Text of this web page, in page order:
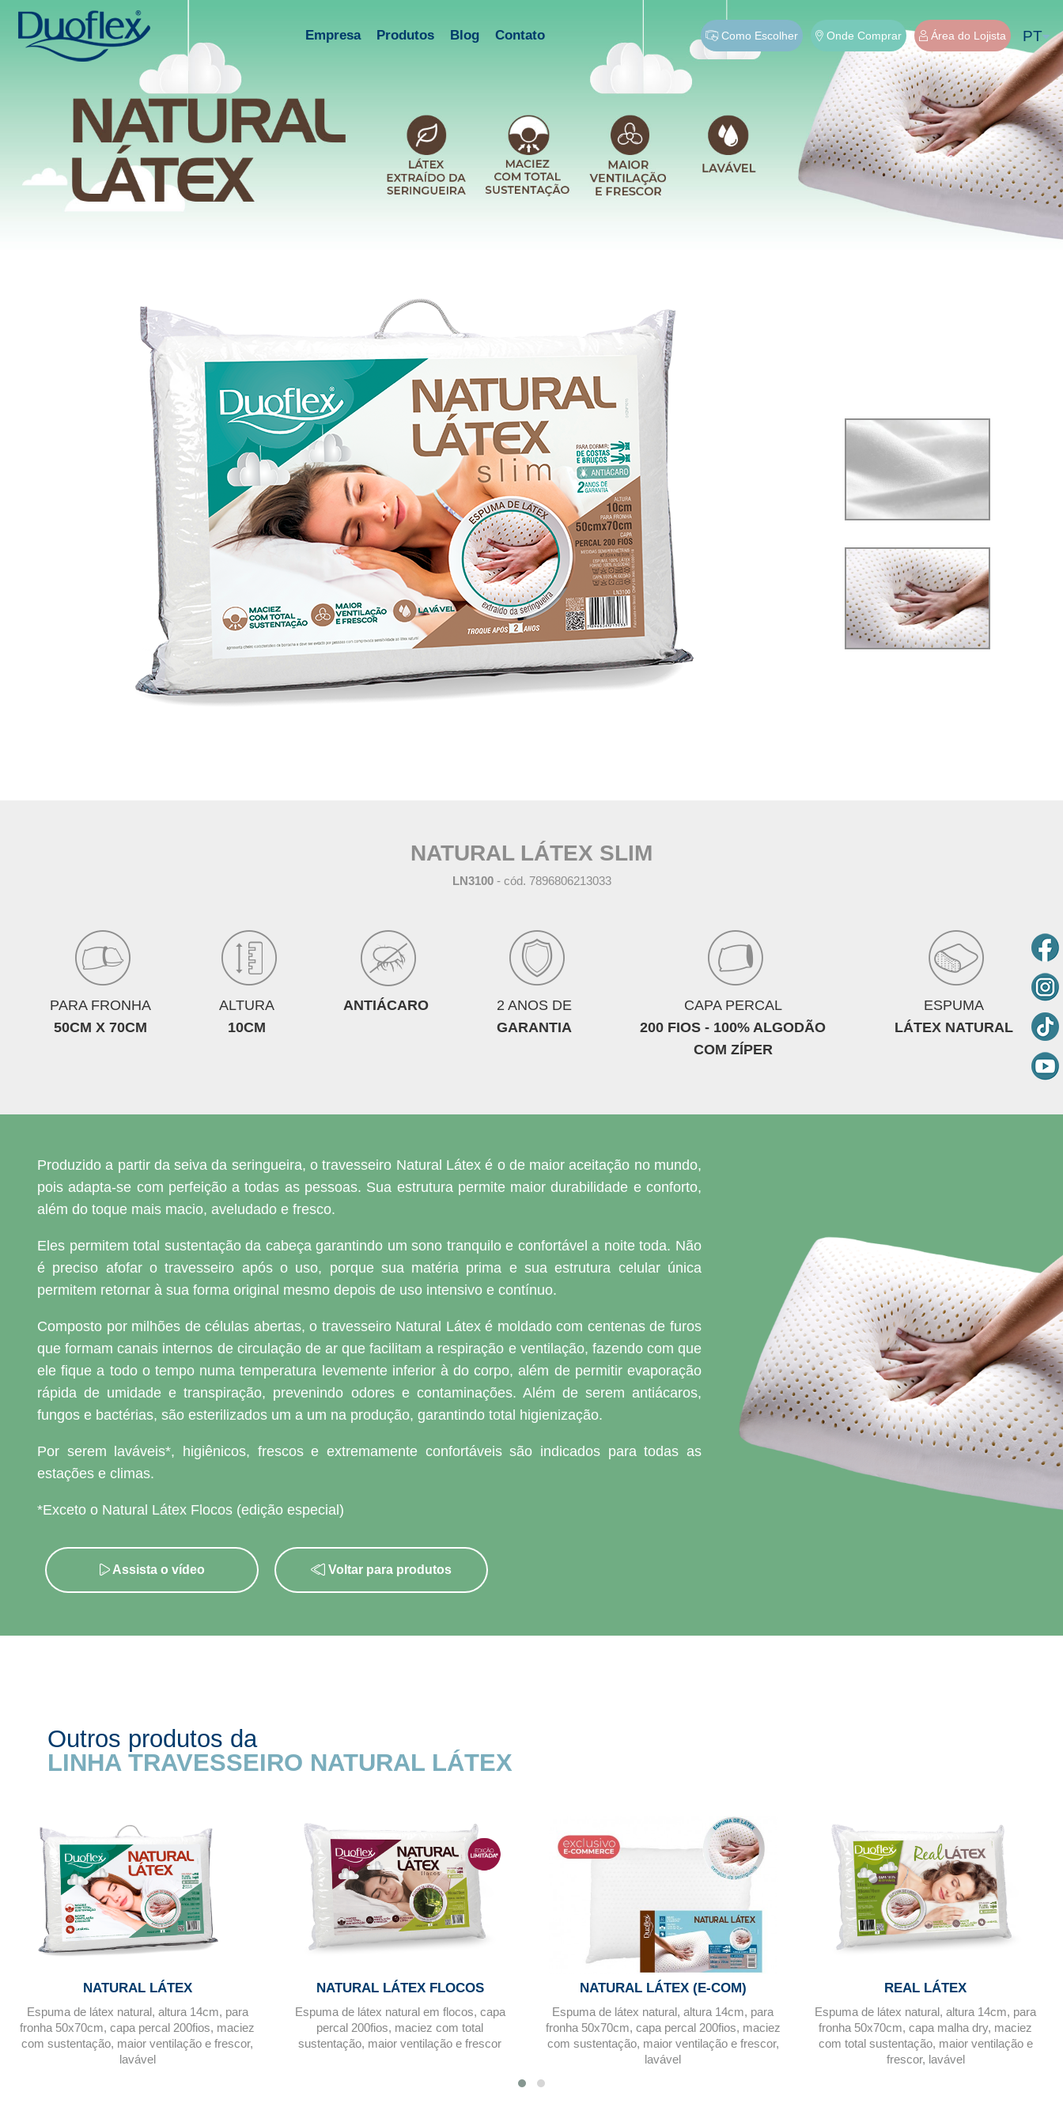
PT
Área do Lojista
Onde Comprar
Como Escolher
Empresa Produtos Blog Contato
NATURAL LÁTEX SLIM
LN3100- cód. 7896806213033
PARA FRONHA
50CM X 70CM
ALTURA
10CM
ANTIÁCARO
2 ANOS DE
GARANTIA
CAPA PERCAL
200 FIOS - 100% ALGODÃO
COM ZÍPER
ESPUMA
LÁTEX NATURAL
Produzido a partir da seiva da seringueira, o travesseiro Natural Látex é o de maior aceitação no mundo,
pois adapta-se com perfeição a todas as pessoas. Sua estrutura permite maior durabilidade e conforto,
além do toque mais macio, aveludado e fresco.
Eles permitem total sustentação da cabeça garantindo um sono tranquilo e confortável a noite toda. Não
é preciso afofar o travesseiro após o uso, porque sua matéria prima e sua estrutura celular única
permitem retornar à sua forma original mesmo depois de uso intensivo e contínuo.
Composto por milhões de células abertas, o travesseiro Natural Látex é moldado com centenas de furos
que formam canais internos de circulação de ar que facilitam a respiração e ventilação, fazendo com que
ele fique a todo o tempo numa temperatura levemente inferior à do corpo, além de permitir evaporação
rápida de umidade e transpiração, prevenindo odores e contaminações. Além de serem antiácaros,
fungos e bactérias, são esterilizados um a um na produção, garantindo total higienização.
Por serem laváveis*, higiênicos, frescos e extremamente confortáveis são indicados para todas as
estações e climas.
*Exceto o Natural Látex Flocos (edição especial)
Assista o vídeo Voltar para produtos
Outros produtos da
LINHA TRAVESSEIRO NATURAL LÁTEX
NATURAL LÁTEX
Espuma de látex natural, altura 14cm, para
fronha 50x70cm, capa percal 200fios, maciez
com sustentação, maior ventilação e frescor,
lavável
NATURAL LÁTEX FLOCOS
Espuma de látex natural em flocos, capa
percal 200fios, maciez com total
sustentação, maior ventilação e frescor
NATURAL LÁTEX (E-COM)
Espuma de látex natural, altura 14cm, para
fronha 50x70cm, capa percal 200fios, maciez
com sustentação, maior ventilação e frescor,
lavável
REAL LÁTEX
Espuma de látex natural, altura 14cm, para
fronha 50x70cm, capa malha dry, maciez
com total sustentação, maior ventilação e
frescor, lavável